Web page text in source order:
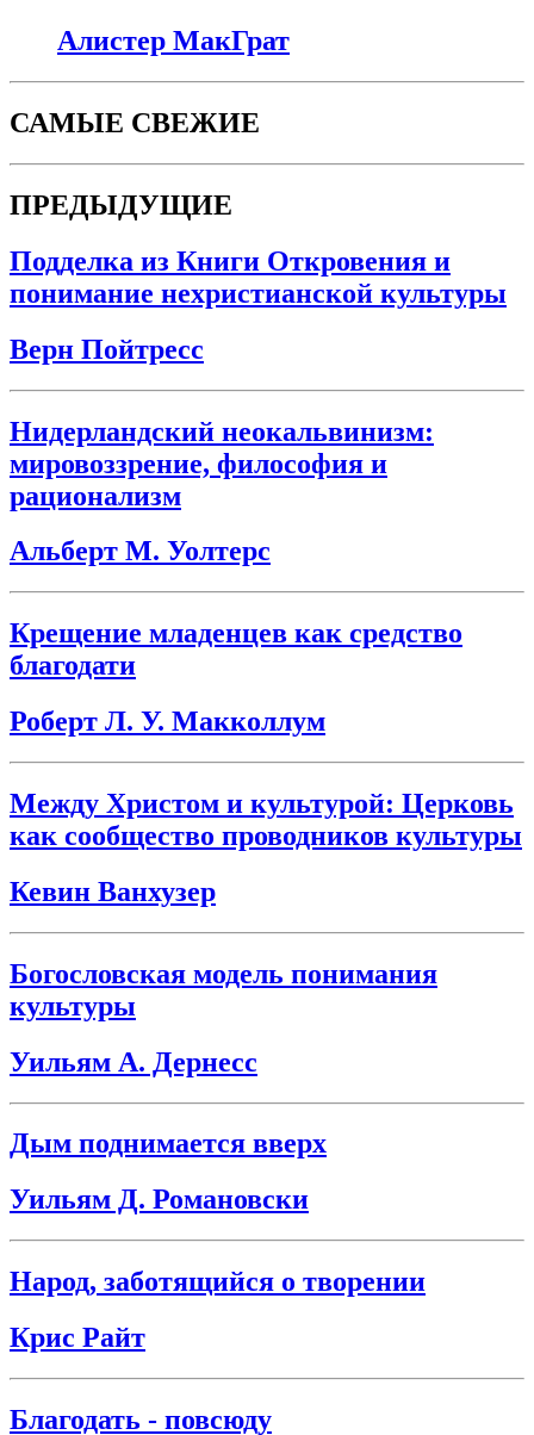
Алистер МакГрат
САМЫЕ СВЕЖИЕ
ПРЕДЫДУЩИЕ
Подделка из Книги Откровения и
понимание нехристианской культуры
Верн Пойтресс
Нидерландский неокальвинизм:
мировоззрение, философия и
рационализм
Альберт М. Уолтерс
Крещение младенцев как средство
благодати
Роберт Л. У. Макколлум
Между Христом и культурой: Церковь
как сообщество проводников культуры
Кевин Ванхузер
Богословская модель понимания
культуры
Уильям А. Дернесс
Дым поднимается вверх
Уильям Д. Романовски
Народ, заботящийся о творении
Крис Райт
Благодать - повсюду